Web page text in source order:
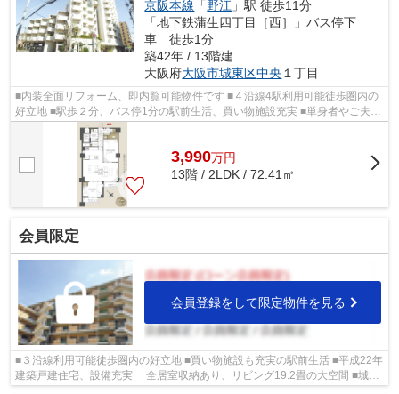
京阪本線 「野江 」駅 徒歩11分
「地下鉄蒲生四丁目［西］」バス停下
車 徒歩1分
築42年 / 13階建
大阪府大阪市城東区中央 １丁目
■内装全面リフォーム、即内覧可能物件です ■４沿線4駅利用可能徒歩圏内の
好立地 ■駅歩２分、バス停1分の駅前生活、買い物施設充実 ■単身者やご夫婦
に是非 ■城東区の物件情報は武和グル...
3,990万円
13階 / 2LDK / 72.41㎡
会員限定
会員登録をして限定物件を見る
■３沿線利用可能徒歩圏内の好立地 ■買い物施設も充実の駅前生活 ■平成22年
建築戸建住宅、設備充実 全居室収納あり、リビング19.2畳の大空間 ■城東